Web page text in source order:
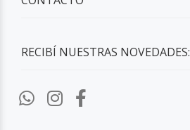
RECIBÍ NUESTRAS NOVEDADES: